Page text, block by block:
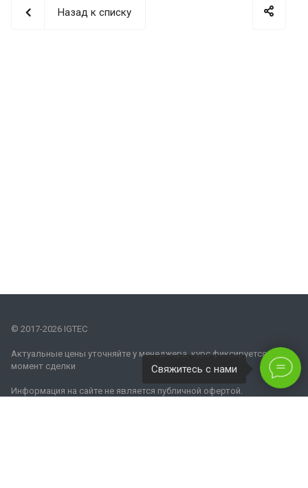
Назад к списку
Свяжитесь с нами
© 2017-2026 IGTEC
Актуальные цены уточняйте у менеджера, курс фиксируется на
момент сделки
Информация на сайте не является публичной офертой.